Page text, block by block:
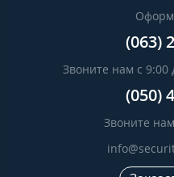
(063)
Звоните нам с 9:00
(050)
Звоните